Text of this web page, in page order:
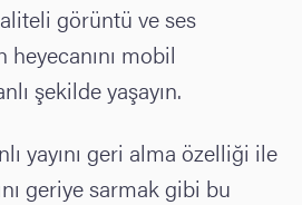
görüntü ve ses
mobil
şekilde yaşayın.
yayını geri alma özelliği ile
geriye sarmak gibi bu